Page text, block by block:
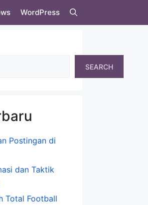
WordPress
SEARCH
Postingan di
dan Taktik
Total Football